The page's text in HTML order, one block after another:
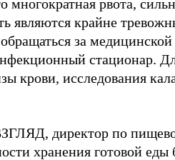
многократная рвота,
являются крайне
за
стационар.
крови, исследования
директор по
хранения готовой